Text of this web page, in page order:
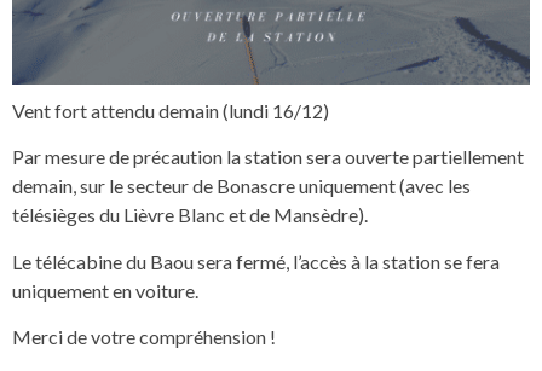
Vent fort attendu demain (lundi 16/12)
Par mesure de précaution la station sera ouverte partiellement
demain, sur le secteur de Bonascre uniquement (avec les
télésièges du Lièvre Blanc et de Mansèdre).
Le télécabine du Baou sera fermé, l’accès à la station se fera
uniquement en voiture.
Merci de votre compréhension !